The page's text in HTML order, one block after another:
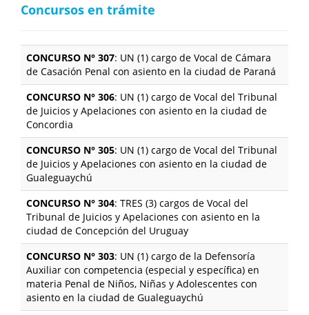
Concursos en trámite
CONCURSO N° 307: UN (1) cargo de Vocal de Cámara
de Casación Penal con asiento en la ciudad de Paraná
CONCURSO N° 306: UN (1) cargo de Vocal del Tribunal
de Juicios y Apelaciones con asiento en la ciudad de
Concordia
CONCURSO N° 305: UN (1) cargo de Vocal del Tribunal
de Juicios y Apelaciones con asiento en la ciudad de
Gualeguaychú
CONCURSO N° 304: TRES (3) cargos de Vocal del
Tribunal de Juicios y Apelaciones con asiento en la
ciudad de Concepción del Uruguay
CONCURSO N° 303: UN (1) cargo de la Defensoría
Auxiliar con competencia (especial y específica) en
materia Penal de Niños, Niñas y Adolescentes con
asiento en la ciudad de Gualeguaychú